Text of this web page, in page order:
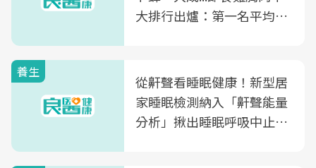
大排行出爐：第一名平均一
養生
從鼾聲看睡眠健康！新型居
家睡眠檢測納入「鼾聲能量
分析」揪出睡眠呼吸中止症